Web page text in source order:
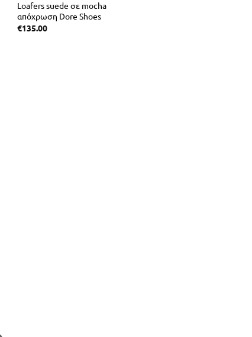
Loafers suede σε mocha
απόχρωση Dore Shoes
€135.00